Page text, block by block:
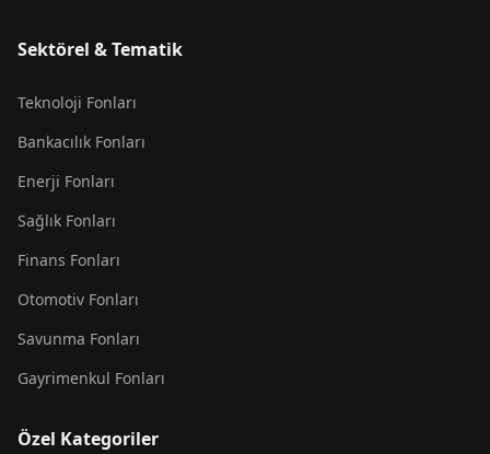
Sektörel & Tematik
Teknoloji Fonları
Bankacılık Fonları
Enerji Fonları
Sağlık Fonları
Finans Fonları
Otomotiv Fonları
Savunma Fonları
Gayrimenkul Fonları
Özel Kategoriler